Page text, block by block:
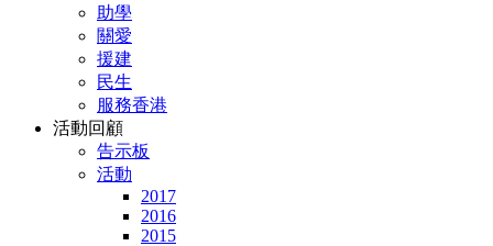
助學
關愛
援建
民生
服務香港
活動回顧
告示板
活動
2017
2016
2015